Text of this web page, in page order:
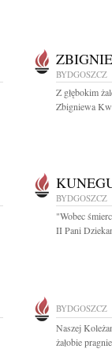
BYDGOSZCZ
Z głębokim
Zbigniewa
BYDGOSZCZ
"Wobec
II Pani
BYDGOSZCZ
Naszej
żałobie